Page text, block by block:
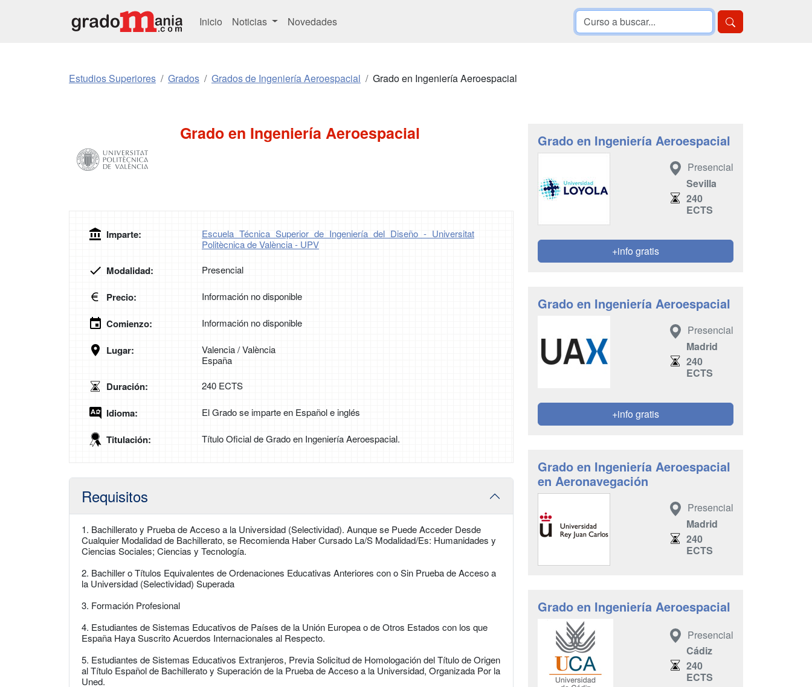
Inicio Noticias Novedades
Estudios Superiores Grados Grados de Ingeniería Aeroespacial Grado en Ingeniería Aeroespacial
Grado en Ingeniería Aeroespacial
Imparte:
Escuela Técnica Superior de Ingeniería del Diseño - Universitat
Politècnica de València - UPV
Modalidad: Presencial
Precio: Información no disponible
Comienzo: Información no disponible
Lugar:
Valencia / València
España
Duración: 240 ECTS
Idioma: El Grado se imparte en Español e inglés
Titulación: Título Oficial de Grado en Ingeniería Aeroespacial.
Requisitos
1. Bachillerato y Prueba de Acceso a la Universidad (Selectividad). Aunque se Puede Acceder Desde
Cualquier Modalidad de Bachillerato, se Recomienda Haber Cursado La/S Modalidad/Es: Humanidades y
Ciencias Sociales; Ciencias y Tecnología.
2. Bachiller o Títulos Equivalentes de Ordenaciones Educativas Anteriores con o Sin Prueba de Acceso a
la Universidad (Selectividad) Superada
3. Formación Profesional
4. Estudiantes de Sistemas Educativos de Países de la Unión Europea o de Otros Estados con los que
España Haya Suscrito Acuerdos Internacionales al Respecto.
5. Estudiantes de Sistemas Educativos Extranjeros, Previa Solicitud de Homologación del Título de Origen
al Título Español de Bachillerato y Superación de la Prueba de Acceso a la Universidad, Organizada Por la
Uned.
Grado en Ingeniería Aeroespacial
Presencial
Sevilla
240
ECTS
+info gratis
Grado en Ingeniería Aeroespacial
Presencial
Madrid
240
ECTS
+info gratis
Grado en Ingeniería Aeroespacial
en Aeronavegación
Presencial
Madrid
240
ECTS
Grado en Ingeniería Aeroespacial
Presencial
Cádiz
240
ECTS